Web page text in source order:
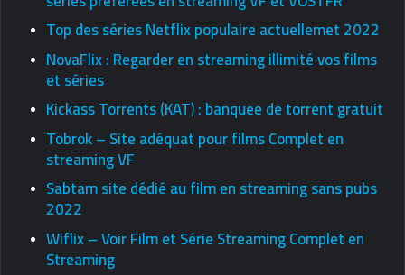
Top des séries Netflix populaire actuellemet 2022
NovaFlix : Regarder en streaming illimité vos films
et séries
Kickass Torrents (KAT) : banquee de torrent gratuit
Tobrok – Site adéquat pour films Complet en
streaming VF
Sabtam site dédié au film en streaming sans pubs
2022
Wiflix – Voir Film et Série Streaming Complet en
Streaming